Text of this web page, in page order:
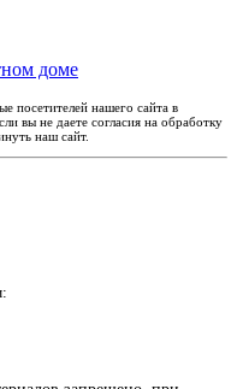
посетителей нашего сайта в
вы не даете согласия на обработку
наш сайт.